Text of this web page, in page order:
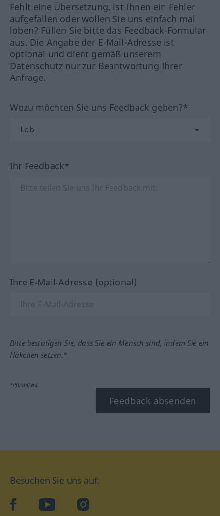
Fehlt eine Übersetzung, ist Ihnen ein Fehler
aufgefallen oder wollen Sie uns einfach mal
loben? Füllen Sie bitte das Feedback-Formular
aus. Die Angabe der E-Mail-Adresse ist
optional und dient gemäß unserem
Datenschutz nur zur Beantwortung Ihrer
Anfrage.
Wozu möchten Sie uns Feedback geben?*
Ihr Feedback*
Ihre E-Mail-Adresse (optional)
Bitte bestätigen Sie, dass Sie ein Mensch sind, indem Sie ein
Häkchen setzen.*
*Pflichtfeld
Feedback absenden
Besuchen Sie uns auf:
facebookYouTube Instagram